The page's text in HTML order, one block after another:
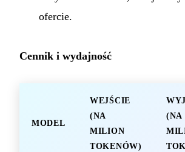
ofercie.
Cennik i wydajność
MODEL
WEJŚCIE
(NA
MILION
TOKENÓW)
(NA